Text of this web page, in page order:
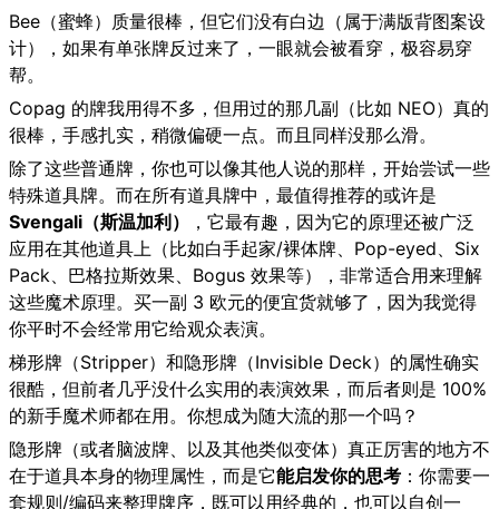
Bee（蜜蜂）质量很棒，但它们没有白边（属于满版背图案设
计），如果有单张牌反过来了，一眼就会被看穿，极容易穿
帮。
Copag 的牌我用得不多，但用过的那几副（比如 NEO）真的
很棒，手感扎实，稍微偏硬一点。而且同样没那么滑。
除了这些普通牌，你也可以像其他人说的那样，开始尝试一些
特殊道具牌。而在所有道具牌中，最值得推荐的或许是
Svengali（斯温加利）
，它最有趣，因为它的原理还被广泛
应用在其他道具上（比如白手起家/裸体牌、Pop-eyed、Six
Pack、巴格拉斯效果、Bogus 效果等），非常适合用来理解
这些魔术原理。买一副 3 欧元的便宜货就够了，因为我觉得
你平时不会经常用它给观众表演。
梯形牌（Stripper）和隐形牌（Invisible Deck）的属性确实
很酷，但前者几乎没什么实用的表演效果，而后者则是 100%
的新手魔术师都在用。你想成为随大流的那一个吗？
隐形牌（或者脑波牌、以及其他类似变体）真正厉害的地方不
在于道具本身的物理属性，而是它能启发你的思考 ：你需要一
套规则/编码来整理牌序，既可以用经典的，也可以自创一